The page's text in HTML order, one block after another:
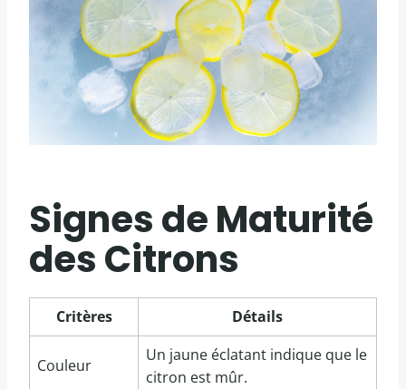
Signes de Maturité
des Citrons
Critères Détails
Couleur
Un jaune éclatant indique que le
citron est mûr.